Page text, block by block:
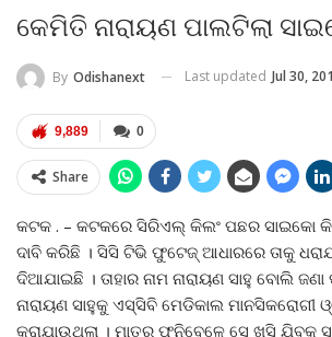
କେମିତି ନାରାୟଣ ପାଲଟିଲା
By Odishanext Last updated Jul 30,
0
9,889
Share
କଟକ . – କଟକରେ ସିରିଏଲ୍‌ କିଲଂ ପଛର ସାଇକୋ
ଦାବି କରିଛି । ସିସି ଟିଭି ଫୁଟେଜ୍‌ ଆଧାରରେ ତାକୁ
ଦିଆଯାଇଛି । ତାହାର ନାମ ନାରାୟଣ ସାହୁ ବୋଲି
ନାରାୟଣ ସାହୁକୁ ଏସ୍‌ସିବି ମେଡିକାଲ ମାନସିକରୋଗୀ
କରାଯାଉଥିଲା । ମାତ୍ର ଫନିବେଳେ ସେ ଖସି ଯିବୁକୁ